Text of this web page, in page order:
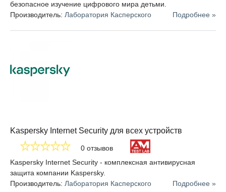
безопасное изучение цифрового мира детьми.
Производитель: Лаборатория Касперского Подробнее »
Kaspersky Internet Security для всех устройств
0 отзывов
Kaspersky Internet Security - комплексная антивирусная
защита компании Kaspersky.
Производитель: Лаборатория Касперского Подробнее »